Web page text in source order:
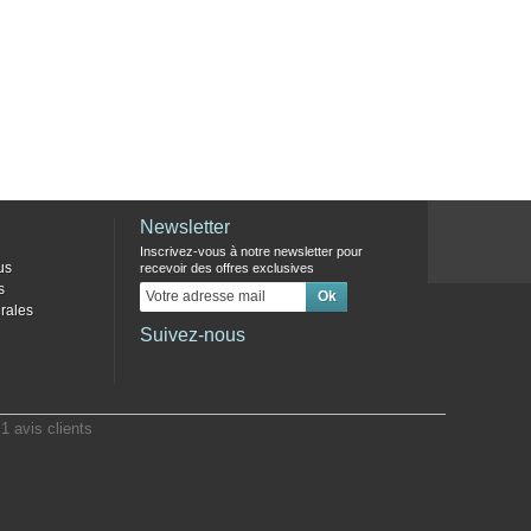
Newsletter
Inscrivez-vous à notre newsletter pour
recevoir des offres exclusives
Suivez-nous
1 avis clients